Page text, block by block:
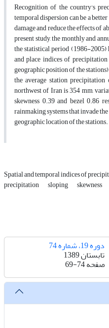
Recognition of the country's
temporal dispersion can be a
damage and reduce the effects of
present study, the monthly and
the statistical period (1986-2005)
and place indices of
geographic position of the
the average station
northwest of Iran is 354 mm,
skewness 0.39 and bezel 0.86
rainmaking systems that invade
geographic location of the stations.
Spatial and temporal indices of
precipitation sloping skewness
دوره 19، شماره 74
تابستان 1389
صفحه69-74